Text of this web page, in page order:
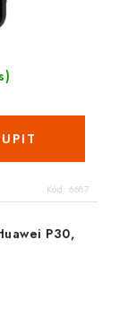
Kód: 6687
P30,